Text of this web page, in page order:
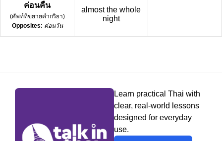
ค่อนคืน
(ศัพท์ที่ขยายคำกริยา)
Opposites: ค่อนวัน
almost the whole
night
Learn practical Thai with
clear, real-world lessons
designed for everyday
use.